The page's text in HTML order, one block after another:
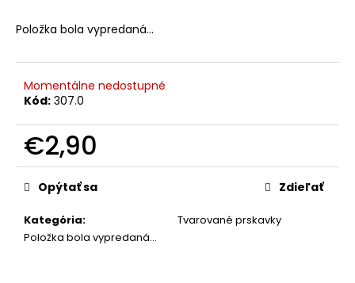
Položka bola vypredaná…
Momentálne nedostupné
Kód: 307.0
€2,90
Jednotková
cena:
Kategória:
Tvarované prskavky
Položka bola vypredaná…
Opýtať sa Zdieľať
r
ú
č
m
e
OHŇOSTROJ
FANTASY
WORLD
216RÁN/20MM
€134,30